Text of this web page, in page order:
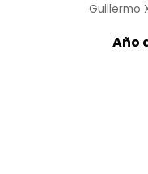
Guillermo
Año